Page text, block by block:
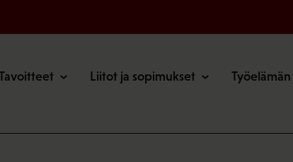
Liitot ja sopimukset Työelämän